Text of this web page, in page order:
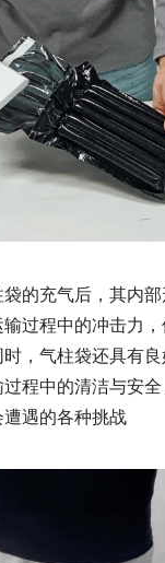
袋的充气后，其内
过程中的冲击力
，气柱袋还具有
程中的清洁与安
遇的各种挑战